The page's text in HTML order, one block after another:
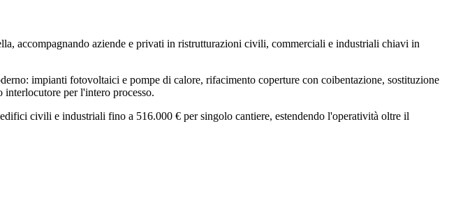
accompagnando aziende e privati in ristrutturazioni civili, commerciali e industriali chiavi in
impianti fotovoltaici e pompe di calore, rifacimento coperture con coibentazione, sostituzione
per l'intero processo.
civili e industriali fino a 516.000 € per singolo cantiere, estendendo l'operatività oltre il